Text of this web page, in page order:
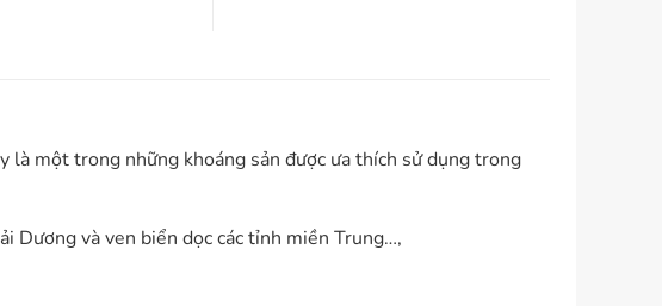
một trong những khoáng sản được ưa thích sử dụng trong
Dương và ven biển dọc các tỉnh miền Trung…,